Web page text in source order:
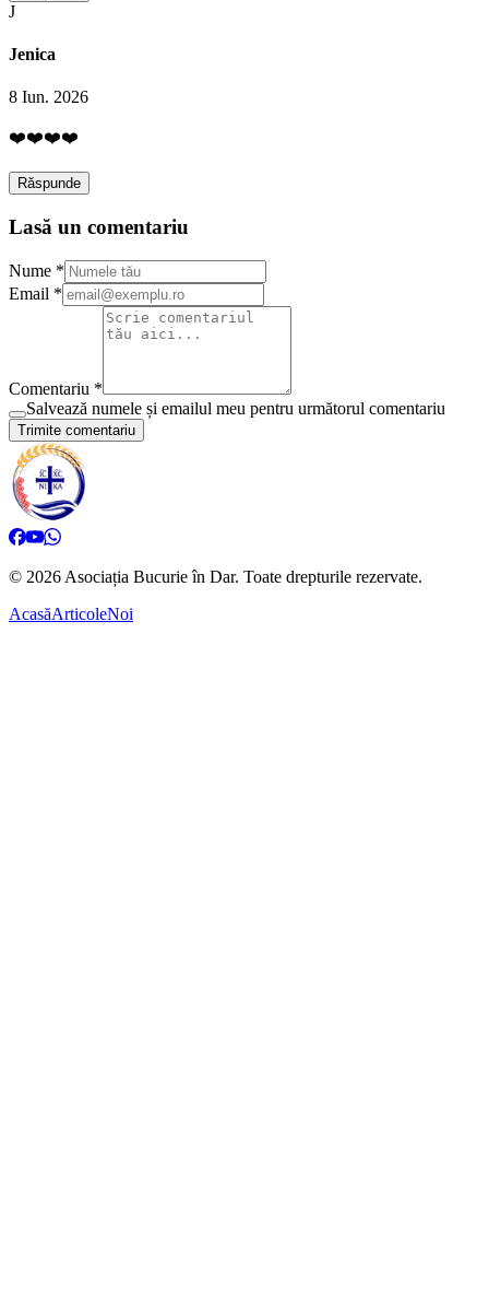
J
Jenica
8 Iun. 2026
❤️❤️❤️❤️
Răspunde
Lasă un comentariu
Nume *
Email *
Comentariu *
Salvează numele și emailul meu pentru următorul comentariu
Trimite comentariu
© 2026 Asociația Bucurie în Dar. Toate drepturile rezervate.
AcasăArticoleNoi